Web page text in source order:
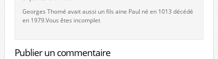
Georges Thomé avait aussi un fils aine Paul né en 1013 décédé
en 1979.Vous êtes incomplet
Publier un commentaire